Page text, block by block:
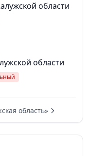
области
области
область»